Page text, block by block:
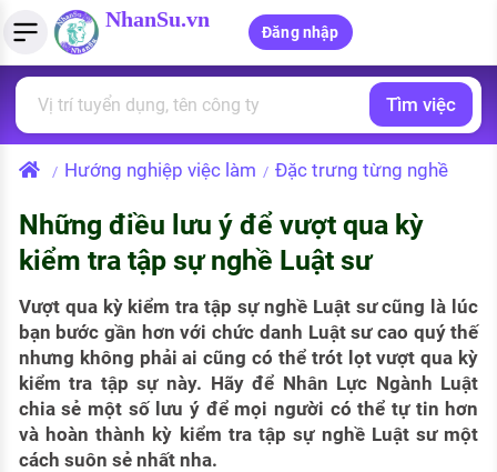
NhanSu.vn
Đăng nhập
Tìm việc làm
Việc làm ngành luật
Việc làm lương cao
Việc làm tốt nhất
CÔNG TY
Danh sách nhà tuyển dụng
Nhà tuyển dụng hàng đầu
Quản lý CV
Tải CV lên
Tạo CV trực tuyến
Mẫu CV đơn giản
Mẫu CV hiện đại
Tính lương Gross - Net
Tính thuế thu nhập cá nhân
Tính trợ cấp thất nghiệp
PHÁP LUẬT VIỆT NAM
Văn bản pháp luật
PHÁP LUẬT LAO ĐỘNG
Lao động và tiền lương
Bảo hiểm và phúc lợi
Thuế thu nhập
Hồ sơ biểu mẫu
Tìm việc
/ Hướng nghiệp việc làm / Đặc trưng từng nghề
Những điều lưu ý để vượt qua kỳ
kiểm tra tập sự nghề Luật sư
Vượt qua kỳ kiểm tra tập sự nghề Luật sư cũng là lúc
bạn bước gần hơn với chức danh Luật sư cao quý thế
nhưng không phải ai cũng có thể trót lọt vượt qua kỳ
kiểm tra tập sự này. Hãy để Nhân Lực Ngành Luật
chia sẻ một số lưu ý để mọi người có thể tự tin hơn
và hoàn thành kỳ kiểm tra tập sự nghề Luật sư một
cách suôn sẻ nhất nha.